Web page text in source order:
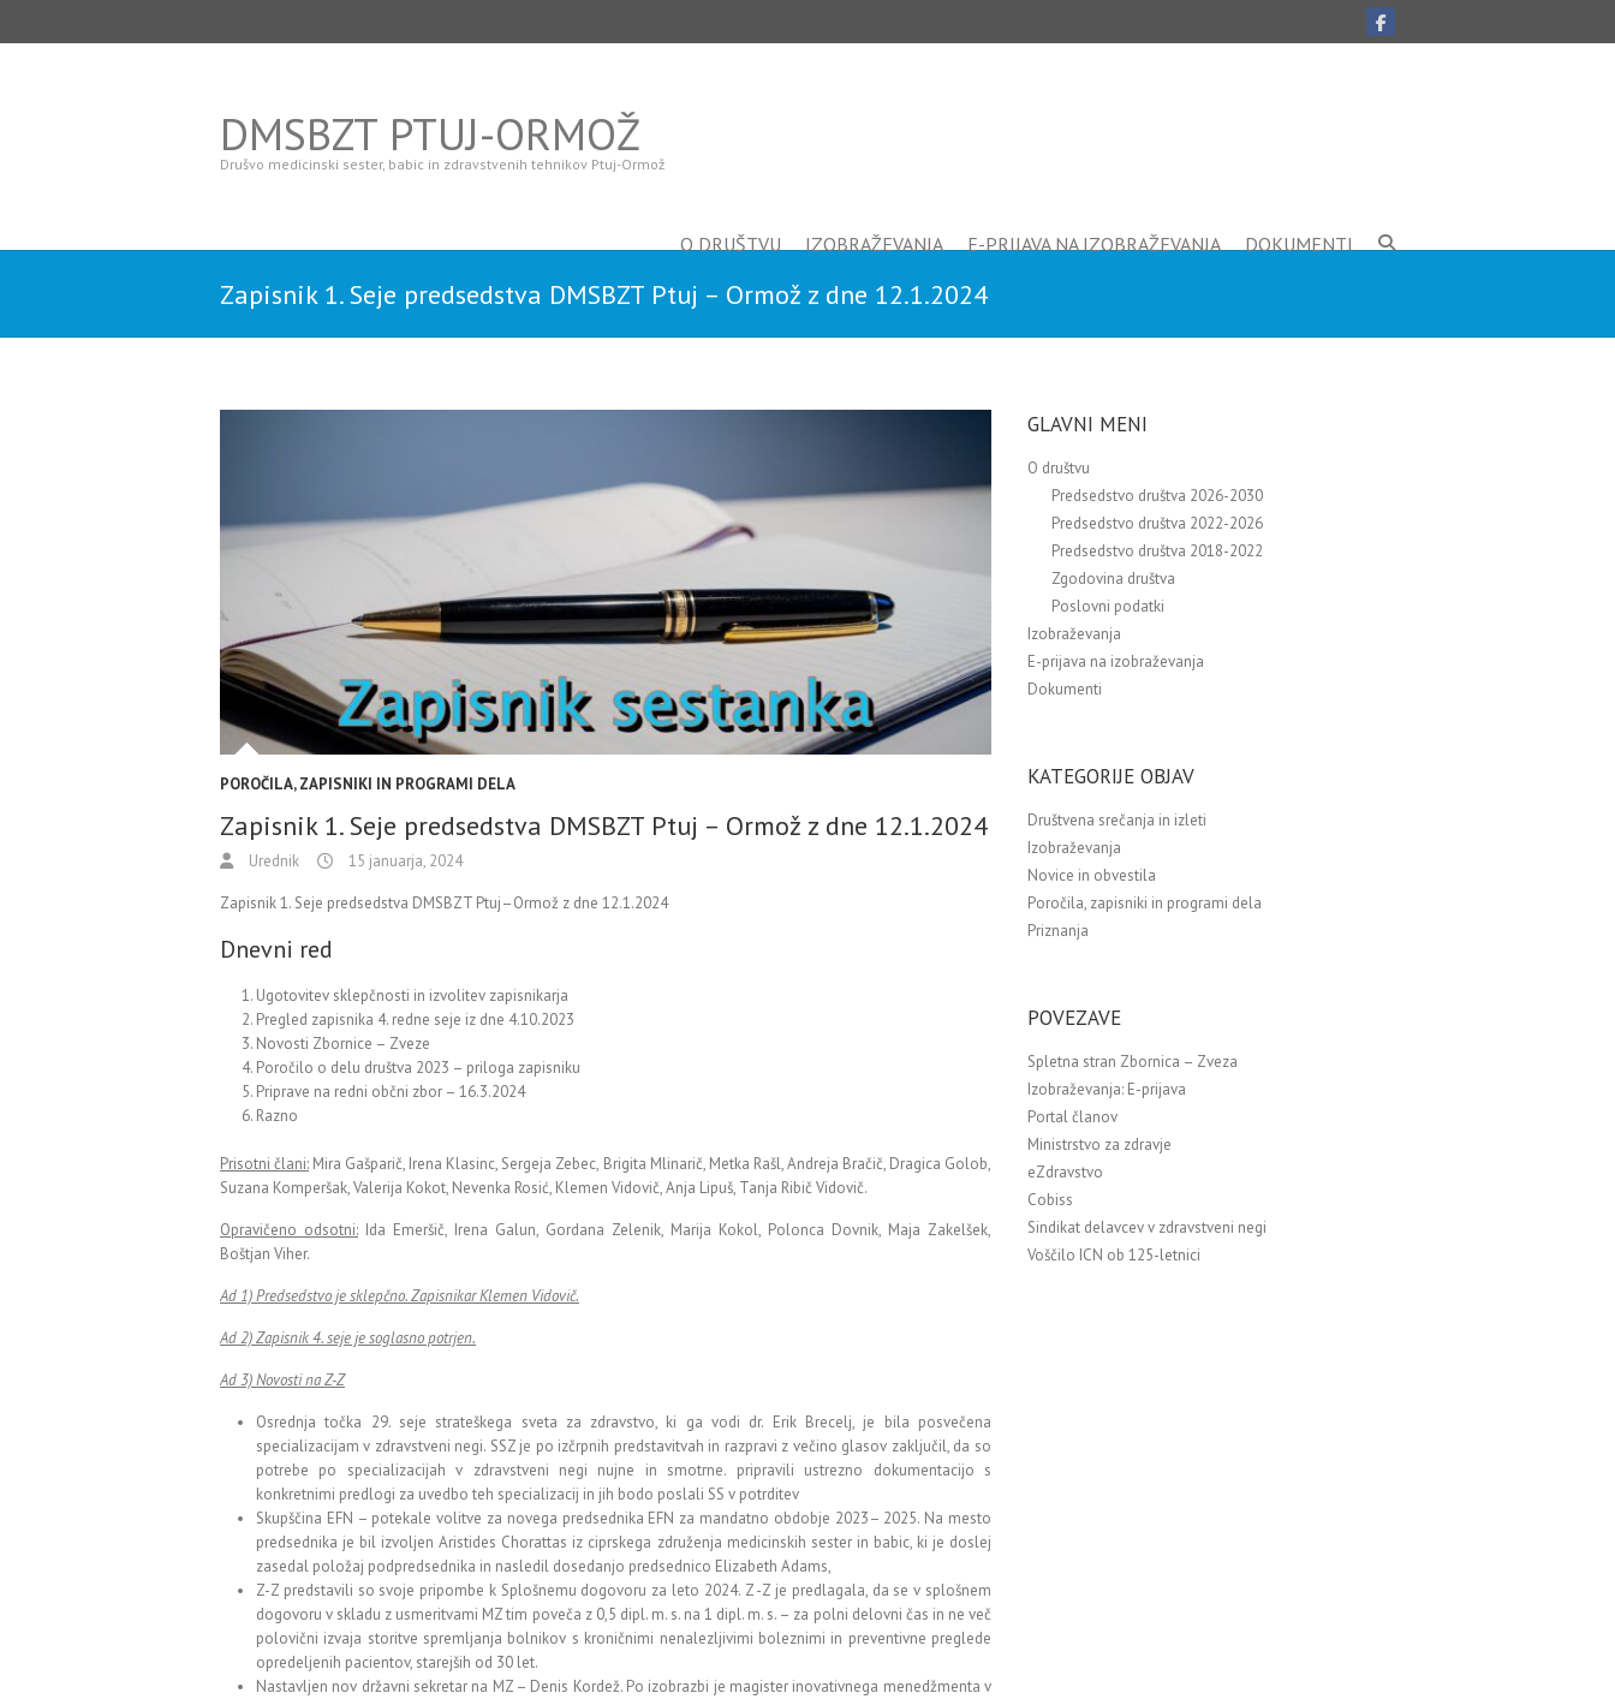
DMSBZT PTUJ-ORMOŽ
Drušvo medicinski sester, babic in zdravstvenih tehnikov Ptuj-Ormož
O DRUŠTVU IZOBRAŽEVANJA E-PRIJAVA NA IZOBRAŽEVANJA DOKUMENTI
Zapisnik 1. Seje predsedstva DMSBZT Ptuj – Ormož z dne 12.1.2024
POROČILA, ZAPISNIKI IN PROGRAMI DELA
Zapisnik 1. Seje predsedstva DMSBZT Ptuj – Ormož z dne 12.1.2024
Urednik 15 januarja, 2024
Zapisnik 1. Seje predsedstva DMSBZT Ptuj–Ormož z dne 12.1.2024
Dnevni red
Ugotovitev sklepčnosti in izvolitev zapisnikarja
Pregled zapisnika 4. redne seje iz dne 4.10.2023
Novosti Zbornice – Zveze
Poročilo o delu društva 2023 – priloga zapisniku
Priprave na redni občni zbor – 16.3.2024
Razno
Prisotni člani: Mira Gašparič, Irena Klasinc, Sergeja Zebec, Brigita Mlinarič, Metka Rašl, Andreja Bračič, Dragica Golob,
Suzana Komperšak, Valerija Kokot, Nevenka Rosić, Klemen Vidovič, Anja Lipuš, Tanja Ribič Vidovič.
Opravičeno odsotni: Ida Emeršič, Irena Galun, Gordana Zelenik, Marija Kokol, Polonca Dovnik, Maja Zakelšek,
Boštjan Viher.
Ad 1) Predsedstvo je sklepčno. Zapisnikar Klemen Vidovič.
Ad 2) Zapisnik 4. seje je soglasno potrjen.
Ad 3) Novosti na Z-Z
Osrednja točka 29. seje strateškega sveta za zdravstvo, ki ga vodi dr. Erik Brecelj, je bila posvečena
specializacijam v zdravstveni negi. SSZ je po izčrpnih predstavitvah in razpravi z večino glasov zaključil, da so
potrebe po specializacijah v zdravstveni negi nujne in smotrne. pripravili ustrezno dokumentacijo s
konkretnimi predlogi za uvedbo teh specializacij in jih bodo poslali SS v potrditev
Skupščina EFN – potekale volitve za novega predsednika EFN za mandatno obdobje 2023– 2025. Na mesto
predsednika je bil izvoljen Aristides Chorattas iz ciprskega združenja medicinskih sester in babic, ki je doslej
zasedal položaj podpredsednika in nasledil dosedanjo predsednico Elizabeth Adams,
Z-Z predstavili so svoje pripombe k Splošnemu dogovoru za leto 2024. Z -Z je predlagala, da se v splošnem
dogovoru v skladu z usmeritvami MZ tim poveča z 0,5 dipl. m. s. na 1 dipl. m. s. – za polni delovni čas in ne več
polovični izvaja storitve spremljanja bolnikov s kroničnimi nenalezljivimi boleznimi in preventivne preglede
opredeljenih pacientov, starejših od 30 let.
Nastavljen nov državni sekretar na MZ – Denis Kordež. Po izobrazbi je magister inovativnega menedžmenta v
GLAVNI MENI
O društvu
Predsedstvo društva 2026-2030
Predsedstvo društva 2022-2026
Predsedstvo društva 2018-2022
Zgodovina društva
Poslovni podatki
Izobraževanja
E-prijava na izobraževanja
Dokumenti
KATEGORIJE OBJAV
Društvena srečanja in izleti
Izobraževanja
Novice in obvestila
Poročila, zapisniki in programi dela
Priznanja
POVEZAVE
Spletna stran Zbornica – Zveza
Izobraževanja: E-prijava
Portal članov
Ministrstvo za zdravje
eZdravstvo
Cobiss
Sindikat delavcev v zdravstveni negi
Voščilo ICN ob 125-letnici